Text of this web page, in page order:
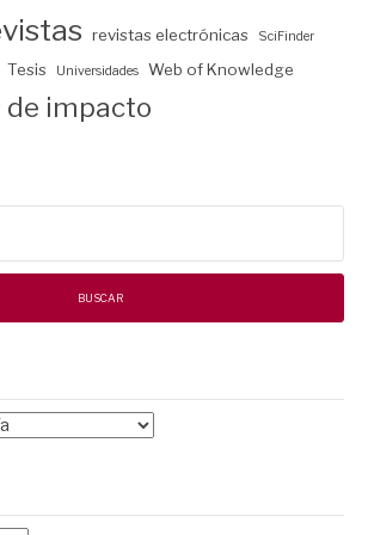
revistas electrónicas SciFinder
Tesis Universidades Web of Knowledge
de impacto